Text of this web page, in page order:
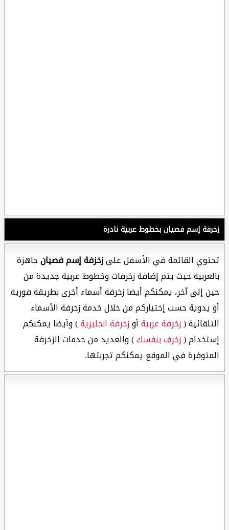
زخرفة إسم فصيان بخطوط عربية نادرة
تحتوي القائمة في الأسفل علىزخزفة إسم فصيانجاهزة
بالعربية حيث يتم إضافة زخرفات وخطوط عربية جديدة من
حين إلى آخر، يمكنكم أيضا زخرفة أسماء أخرى بطريقة فورية
أو يدوية حسب إختياركم من خلال خدمة زخرفة الأسماء
التلقائية (زخرفة عربيةأوزخرفة انجليزية) وأيضا يمكنكم
إستخدام (زخرف بنفسك) والعديد من خدمات الزخرفة
المتوفرة في الموقع يمكنكم تجربتها.